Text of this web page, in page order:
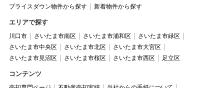
プライスダウン物件から探す
新着物件から探す
エリアで探す
川口市 さいたま市南区 さいたま市浦和区
さいたま市緑区
さいたま市中央区
さいたま市北区
さいたま市大宮区
さいたま市見沼区
さいたま市桜区 さいたま市西区 足立区
コンテンツ